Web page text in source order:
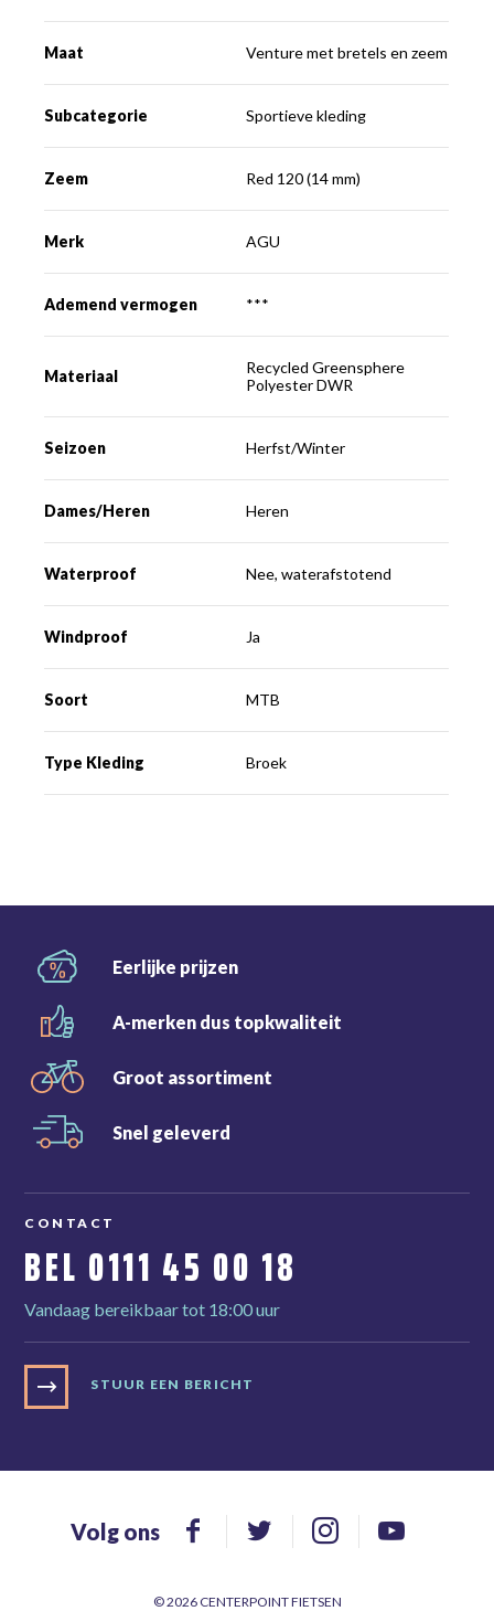
Maat Venture met bretels en zeem
Subcategorie Sportieve kleding
Zeem Red 120 (14 mm)
Merk AGU
Ademend vermogen ***
Materiaal
Recycled Greensphere
Polyester DWR
Seizoen Herfst/Winter
Dames/Heren Heren
Waterproof Nee, waterafstotend
Windproof Ja
Soort MTB
Type Kleding Broek
Eerlijke prijzen
A-merken dus topkwaliteit
Groot assortiment
Snel geleverd
CONTACT
BEL 0111 45 00 18
Vandaag bereikbaar tot 18:00 uur
STUUR EEN BERICHT
© 2026 CENTERPOINT FIETSEN
Volg ons